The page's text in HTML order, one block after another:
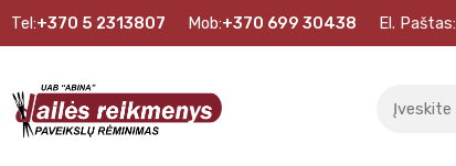
Tel:+370 5 2313807 Mob:+370 699 30438 El. Paštas: